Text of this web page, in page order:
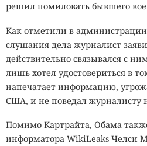
решил помиловать бывшего
Как отметили в администрации
слушания дела журналист
действительно связывался с
лишь хотел удостовериться в
напечатает информацию,
США, и не поведал журналисту
Помимо Картрайта, Обама
информатора WikiLeaks Челси